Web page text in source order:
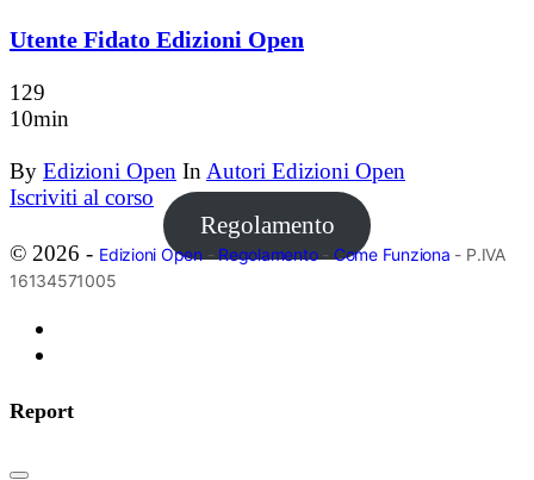
Utente Fidato Edizioni Open
129
10min
By Edizioni Open InAutori Edizioni Open
Iscriviti al corso
Regolamento
© 2026 - Edizioni Open - Regolamento- Come Funziona - P.IVA
16134571005
Report